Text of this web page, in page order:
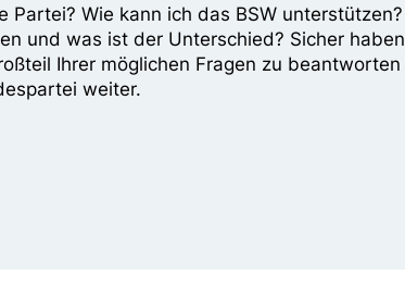
Wie kann ich das BSW unterstützen?
und was ist der Unterschied? Sicher haben
Ihrer möglichen Fragen zu beantworten
weiter.